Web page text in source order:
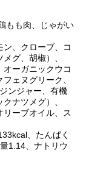
もも肉、じゃがい
、クローブ、コ
グ、胡椒）、
ーガニックウコ
ェヌグリーク、
ンジャー、有機
ナツメグ）、
ーブオイル、ス
、たんぱく
1.14、ナトリウ